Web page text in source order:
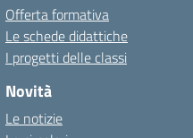
Offerta formativa
Le schede didattiche
I progetti delle classi
Novità
Le notizie